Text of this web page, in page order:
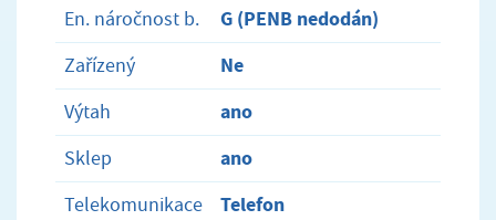
En. náročnost b. G (PENB nedodán)
Zařízený Ne
Výtah ano
Sklep ano
Telekomunikace Telefon